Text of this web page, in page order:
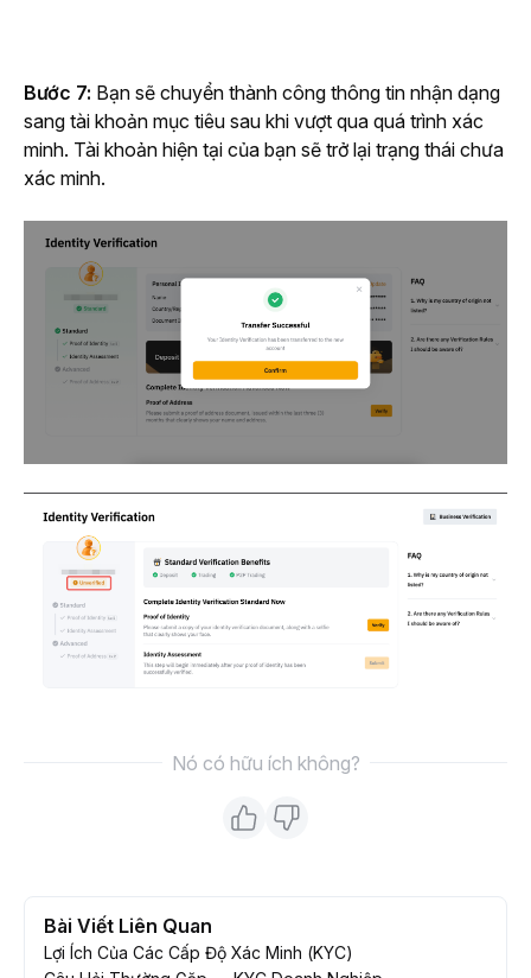
Bước 7: Bạn sẽ chuyển thành công thông tin nhận dạng
sang tài khoản mục tiêu sau khi vượt qua quá trình xác
minh. Tài khoản hiện tại của bạn sẽ trở lại trạng thái chưa
xác minh.
Nó có hữu ích không?
Bài Viết Liên Quan
Lợi Ích Của Các Cấp Độ Xác Minh (KYC)